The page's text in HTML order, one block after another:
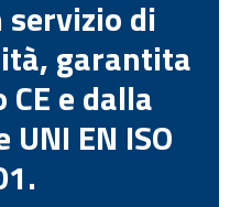
di
garantita
e dalla
EN ISO